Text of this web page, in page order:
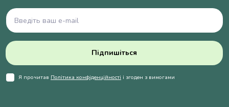
Підпишіться
Я прочитав Політика конфіденційності і згоден з вимогами